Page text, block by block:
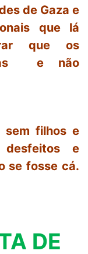
de Gaza e
que lá
que os
e não
sem filhos e
e
se fosse cá.
DE